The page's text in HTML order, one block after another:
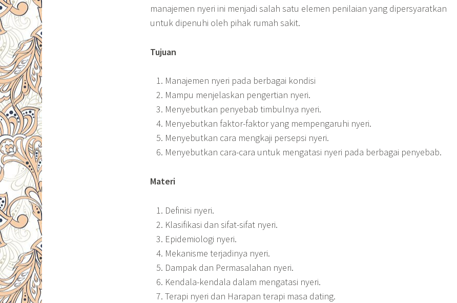
manajemen nyeri ini menjadi salah satu elemen penilaian yang dipersyaratkan
untuk dipenuhi oleh pihak rumah sakit.
Tujuan
Manajemen nyeri pada berbagai kondisi
Mampu menjelaskan pengertian nyeri.
Menyebutkan penyebab timbulnya nyeri.
Menyebutkan faktor-faktor yang mempengaruhi nyeri.
Menyebutkan cara mengkaji persepsi nyeri.
Menyebutkan cara-cara untuk mengatasi nyeri pada berbagai penyebab.
Materi
Definisi nyeri.
Klasifikasi dan sifat-sifat nyeri.
Epidemiologi nyeri.
Mekanisme terjadinya nyeri.
Dampak dan Permasalahan nyeri.
Kendala-kendala dalam mengatasi nyeri.
Terapi nyeri dan Harapan terapi masa dating.